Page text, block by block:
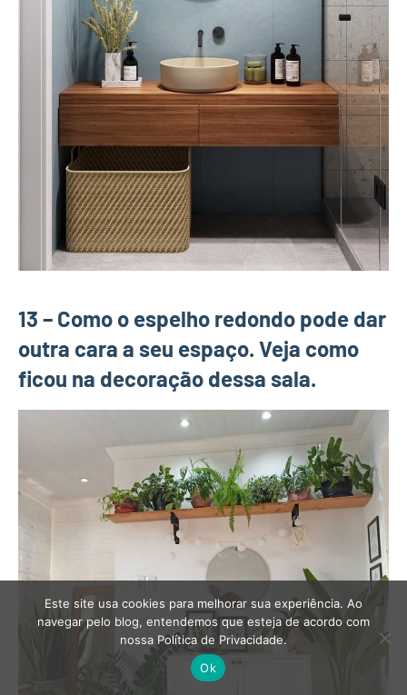
13 – Como o espelho redondo pode dar
outra cara a seu espaço. Veja como
ficou na decoração dessa sala.
Este site usa cookies para melhorar sua experiência. Ao
navegar pelo blog, entendemos que esteja de acordo com
nossa Política de Privacidade.
Ok